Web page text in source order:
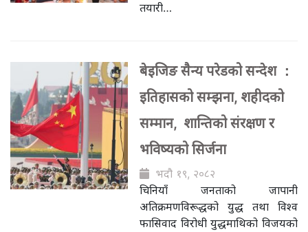
तयारी…
बेइजिङ सैन्य परेडको सन्देश ：
इतिहासको सम्झना, शहीदको
सम्मान, शान्तिको संरक्षण र
भविष्यको सिर्जना
भदौ १९, २०८२
चिनियाँ जनताको जापानी
अतिक्रमणविरूद्धको युद्ध तथा विश्व
फासिवाद विरोधी युद्धमाथिको विजयको